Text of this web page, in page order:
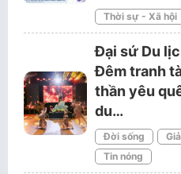
Thời sự - Xã hội
Đại sứ Du
Đêm tranh
thần yêu
du…
Đời sống
Tin nóng